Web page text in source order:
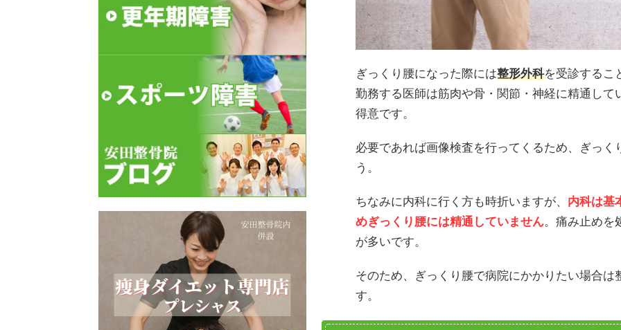
ぎっくり腰になった際には整形外科を受診するこ
勤務する医師は筋肉や骨・関節・神経に精通し
得意です。
必要であれば画像検査を行ってくるため、ぎっ
う。
ちなみに内科に行く方も時折いますが、 内科は基
めぎっくり腰には精通していません。痛み止めを
が多いです。
そのため、ぎっくり腰で病院にかかりたい場合
す。